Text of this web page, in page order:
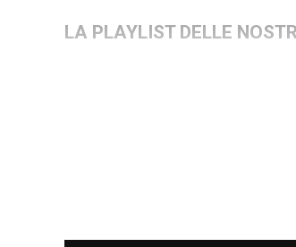
LA PLAYLIST DELLE